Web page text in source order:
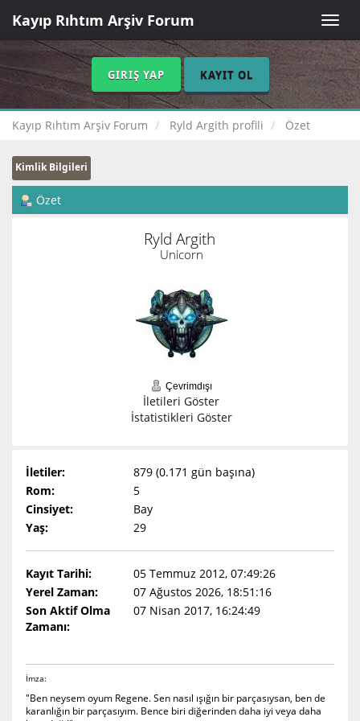
Toggle
Kayıp Rıhtım Arşiv Forum
GIRIŞ YAP KAYIT OL
Kayıp Rıhtım Arşiv Forum Ryld Argith profili Özet
Kimlik Bilgileri
Özet
Ryld Argith
Unicorn
Çevrimdışı
İletileri Göster
İstatistikleri Göster
İletiler:
879 (0.171 gün başına)
Rom:
5
Cinsiyet:
Bay
Yaş:
29
Kayıt Tarihi:
05 Temmuz 2012, 07:49:26
Yerel Zaman:
07 Ağustos 2026, 18:51:16
Son Aktif Olma
Zamanı:
07 Nisan 2017, 16:24:49
İmza:
"Ben neysem oyum Regene. Sen nasıl ışığın bir parçasıysan, ben de
karanlığın bir parçasıyım. Bence biri diğerinden daha iyi veya daha